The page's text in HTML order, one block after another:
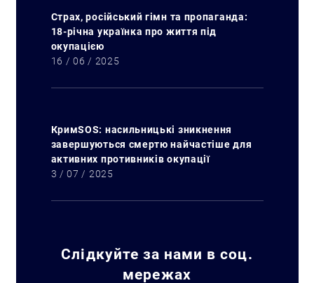
Страх, російський гімн та пропаганда:
18-річна українка про життя під
окупацією
16 / 06 / 2025
КримSOS: насильницькі зникнення
завершуються смертю найчастіше для
активних противників окупації
3 / 07 / 2025
Слідкуйте за нами в соц.
мережах